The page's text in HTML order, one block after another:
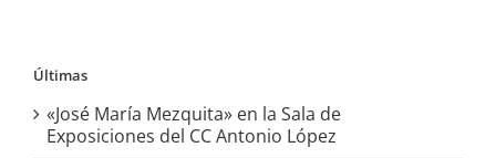
Últimas
«José María Mezquita» en la Sala de
Exposiciones del CC Antonio López